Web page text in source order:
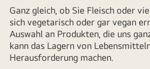
Frau
zeigt,
wie
man
Lebensmittel
Ganz gleich, ob Sie Fleisch oder
sich vegetarisch oder gar vegan
Auswahl an Produkten, die uns
kann das Lagern von
Herausforderung machen.